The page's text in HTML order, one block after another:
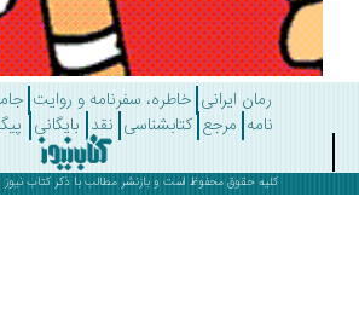
رمان ایرانی خاطره، سفرنامه و روایت جامعه
مرجع کتابشناسی نقد بایگانی پیگیری
کلیه حقوق محفوظ است و بازنشر مطالب با ذکرکتاب نیوزو درج